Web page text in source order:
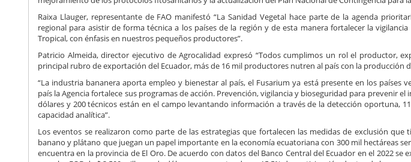
Raixa Llauger, representante de FAO manifestó “La Sanidad Vegetal hace parte de la agenda
regional para asistir de forma técnica a los países de la región y de esta manera fortalecer la
Tropical, con énfasis en nuestros pequeños productores”.
Patricio Almeida, director ejecutivo de Agrocalidad expresó “Todos cumplimos un rol el productor,
principal rubro de exportación del Ecuador, más de 16 mil productores nutren al país con la producción
“La industria bananera aporta empleo y bienestar al país, el Fusarium ya está presente en los países
país la Agencia fortalece sus programas de acción. Prevención, vigilancia y bioseguridad para prevenir el
dólares y 200 técnicos están en el campo levantando información a través de la detección oportuna,
capacidad analítica”.
Los eventos se realizaron como parte de las estrategias que fortalecen las medidas de exclusión
banano y plátano que juegan un papel importante en la economía ecuatoriana con 300 mil hectáreas
encuentra en la provincia de El Oro. De acuerdo con datos del Banco Central del Ecuador en el 2022